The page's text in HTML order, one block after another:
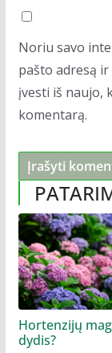
Noriu savo
pašto adresą
įvesti iš naujo,
komentarą.
Hortenzijų
dydis?